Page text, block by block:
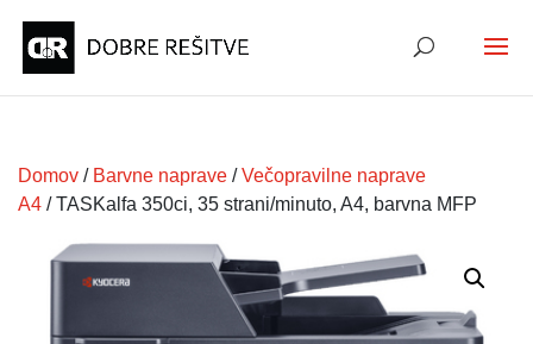
Domov / Barvne naprave /Večopravilne naprave
A4 / TASKalfa 350ci, 35 strani/minuto, A4, barvna MFP